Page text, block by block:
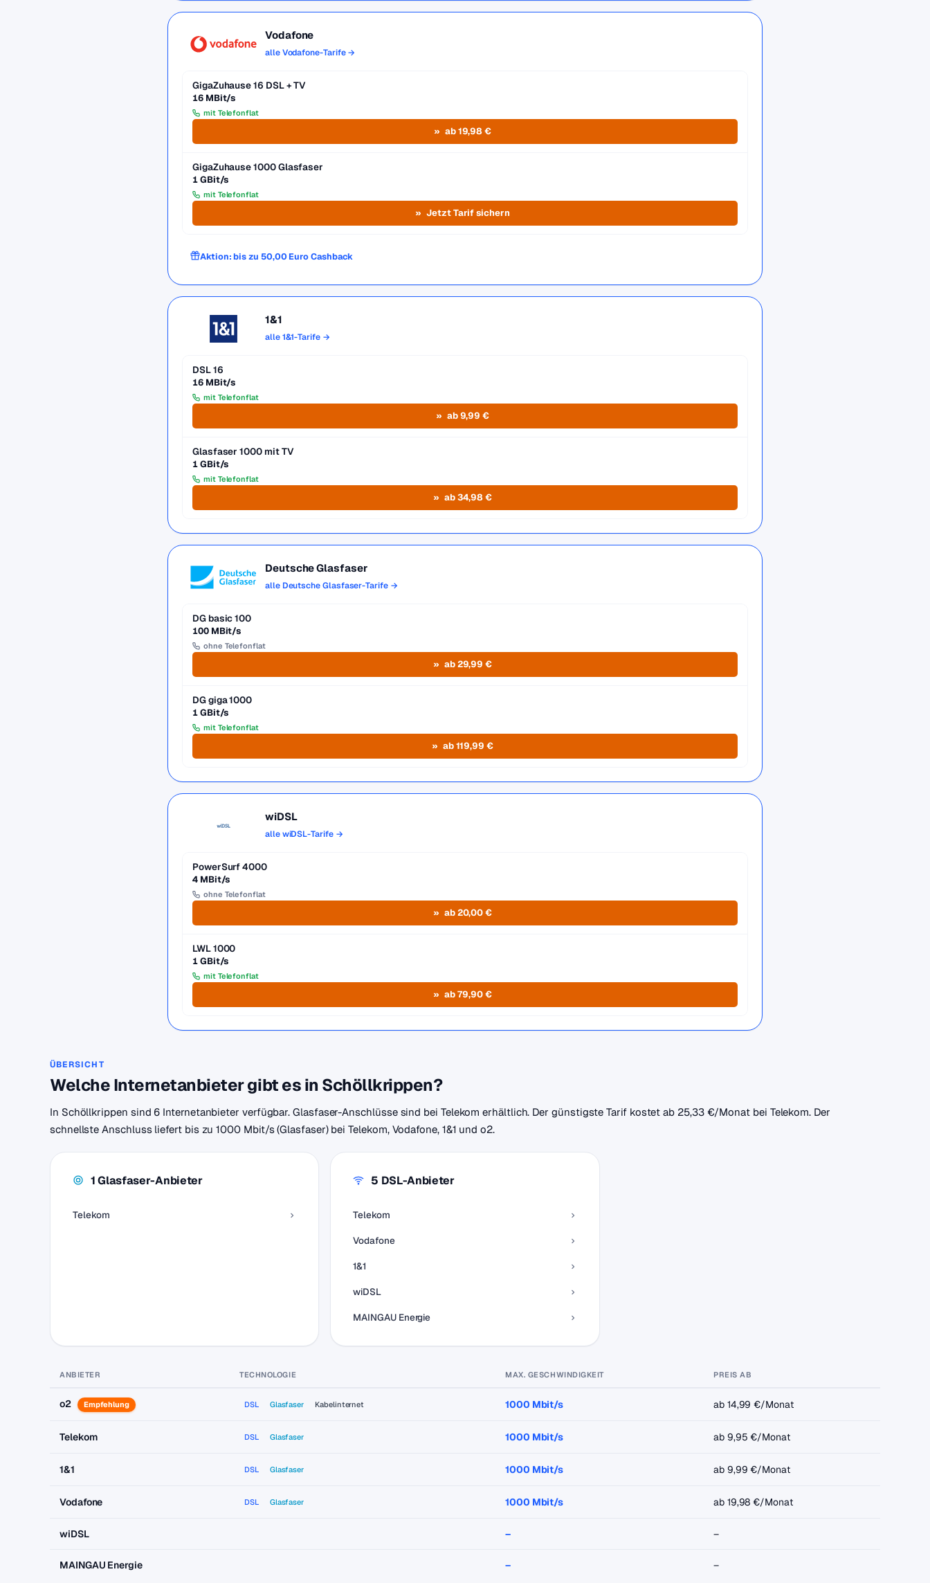
Vodafone
alle Vodafone-Tarife →
GigaZuhause 16 DSL + TV
16 MBit/s
mit Telefonflat
ab 19,98 €
GigaZuhause 1000 Glasfaser
1 GBit/s
mit Telefonflat
Jetzt Tarif sichern
Aktion: bis zu 50,00 Euro Cashback
1&1
alle 1&1-Tarife →
DSL 16
16 MBit/s
mit Telefonflat
ab 9,99 €
Glasfaser 1000 mit TV
1 GBit/s
mit Telefonflat
ab 34,98 €
Deutsche Glasfaser
alle Deutsche Glasfaser-Tarife →
DG basic 100
100 MBit/s
ohne Telefonflat
ab 29,99 €
DG giga 1000
1 GBit/s
mit Telefonflat
ab 119,99 €
wiDSL
alle wiDSL-Tarife →
PowerSurf 4000
4 MBit/s
ohne Telefonflat
ab 20,00 €
LWL 1000
1 GBit/s
mit Telefonflat
ab 79,90 €
ÜBERSICHT
Welche Internetanbieter gibt es in Schöllkrippen?
In Schöllkrippen sind 6 Internetanbieter verfügbar. Glasfaser-Anschlüsse sind bei Telekom erhältlich. Der günstigste Tarif kostet ab 25,33 €/Monat bei Telekom. Der
schnellste Anschluss liefert bis zu 1000 Mbit/s (Glasfaser) bei Telekom, Vodafone, 1&1 und o2.
1 Glasfaser-Anbieter
Telekom
5 DSL-Anbieter
Telekom
Vodafone
1&1
wiDSL
MAINGAU Energie
ANBIETER TECHNOLOGIE MAX. GESCHWINDIGKEIT PREIS AB
o2 Empfehlung DSL Glasfaser Kabelinternet 1000 Mbit/s ab 14,99 €/Monat
Telekom DSL Glasfaser 1000 Mbit/s ab 9,95 €/Monat
1&1 DSL Glasfaser 1000 Mbit/s ab 9,99 €/Monat
Vodafone DSL Glasfaser 1000 Mbit/s ab 19,98 €/Monat
wiDSL – –
MAINGAU Energie – –